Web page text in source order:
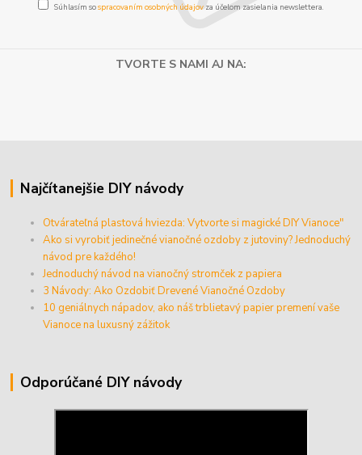
Súhlasím sospracovaním osobných údajov za účelom zasielania newslettera.
TVORTE S NAMI AJ NA:
Najčítanejšie DIY návody
Otvárateľná plastová hviezda: Vytvorte si magické DIY Vianoce"
Ako si vyrobiť jedinečné vianočné ozdoby z jutoviny? Jednoduchý
návod pre každého!
Jednoduchý návod na vianočný stromček z papiera
3 Návody: Ako Ozdobiť Drevené Vianočné Ozdoby
10 geniálnych nápadov, ako náš trblietavý papier premení vaše
Vianoce na luxusný zážitok
Odporúčané DIY návody